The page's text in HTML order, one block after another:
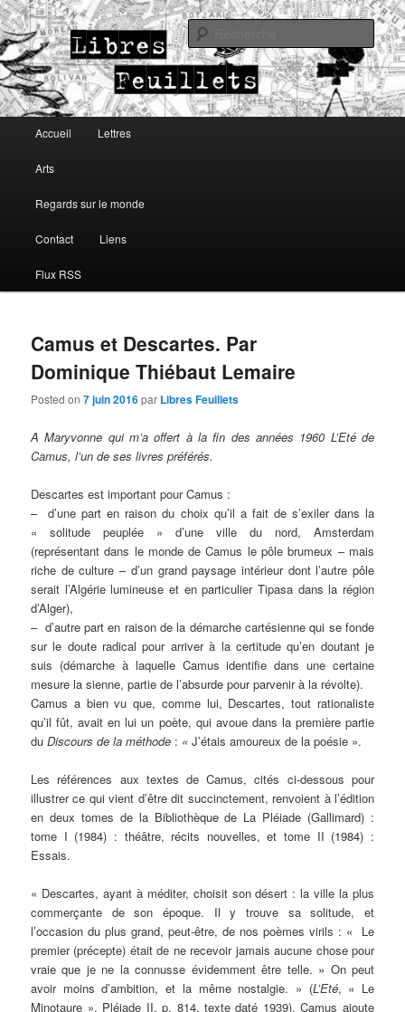
Libres Feuillets
Lettres, arts, regards sur le monde
Aller au contenu principal
Aller au contenu secondaire
Accueil Lettres
Arts
Regards sur le monde
Contact Liens
Flux RSS
Camus et Descartes. Par
Dominique Thiébaut Lemaire
Posted on7 juin 2016par Libres Feuillets
A Maryvonne qui m’a offert à la fin des années 1960 L’Eté de
Camus, l’un de ses livres préférés.
Descartes est important pour Camus :
– d’une part en raison du choix qu’il a fait de s’exiler dans la
« solitude peuplée » d’une ville du nord, Amsterdam
(représentant dans le monde de Camus le pôle brumeux – mais
riche de culture – d’un grand paysage intérieur dont l’autre pôle
serait l’Algérie lumineuse et en particulier Tipasa dans la région
d’Alger),
– d’autre part en raison de la démarche cartésienne qui se fonde
sur le doute radical pour arriver à la certitude qu’en doutant je
suis (démarche à laquelle Camus identifie dans une certaine
mesure la sienne, partie de l’absurde pour parvenir à la révolte).
Camus a bien vu que, comme lui, Descartes, tout rationaliste
qu’il fût, avait en lui un poète, qui avoue dans la première partie
duDiscours de la méthode : «J’étais amoureux de la poésie ».
Les références aux textes de Camus, cités ci-dessous pour
illustrer ce qui vient d’être dit succinctement, renvoient à l’édition
en deux tomes de la Bibliothèque de La Pléiade (Gallimard) :
tome I (1984) : théâtre, récits nouvelles, et tome II (1984) :
Essais.
« Descartes, ayant à méditer, choisit son désert : la ville la plus
commerçante de son époque. Il y trouve sa solitude, et
l’occasion du plus grand, peut-être, de nos poèmes virils : « Le
premier (précepte) était de ne recevoir jamais aucune chose pour
vraie que je ne la connusse évidemment être telle. » On peut
avoir moins d’ambition, et la même nostalgie. » (L’Eté, « Le
Minotaure », Pléiade II, p. 814, texte daté 1939). Camus ajoute